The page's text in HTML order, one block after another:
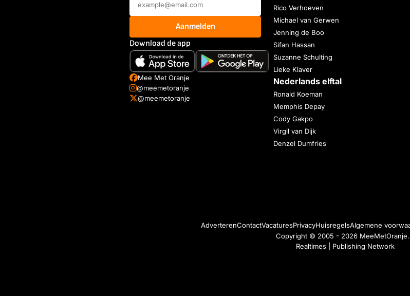
Aanmelden
Download de app
Mee Met Oranje
@meemetoranje
@meemetoranje
Rico Verhoeven
Michael van Gerwen
Jenning de Boo
Sifan Hassan
Suzanne Schulting
Lieke Klaver
Nederlands elftal
Ronald Koeman
Memphis Depay
Cody Gakpo
Virgil van Dijk
Denzel Dumfries
AdverterenContactVacaturesPrivacyHuisregelsAlgemene
Copyright © 2005 - 2026
Realtimes | Publishing Network